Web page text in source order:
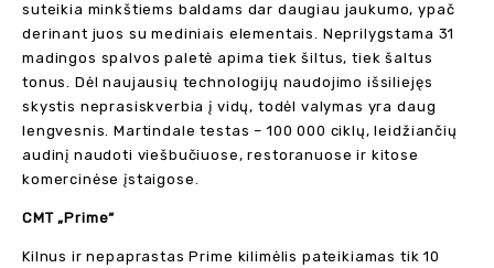
suteikia minkštiems baldams dar daugiau jaukumo, ypač
derinant juos su mediniais elementais. Neprilygstama 31
madingos spalvos paletė apima tiek šiltus, tiek šaltus
tonus. Dėl naujausių technologijų naudojimo išsiliejęs
skystis neprasiskverbia į vidų, todėl valymas yra daug
lengvesnis. Martindale testas – 100 000 ciklų, leidžiančių
audinį naudoti viešbučiuose, restoranuose ir kitose
komercinėse įstaigose.
CMT „Prime“
Kilnus ir nepaprastas Prime kilimėlis pateikiamas tik 10